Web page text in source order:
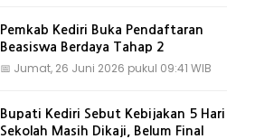
Pemkab Kediri Buka Pendaftaran
Beasiswa Berdaya Tahap 2
📅 Jumat, 26 Juni 2026 pukul 09:41 WIB
Bupati Kediri Sebut Kebijakan 5 Hari
Sekolah Masih Dikaji, Belum Final